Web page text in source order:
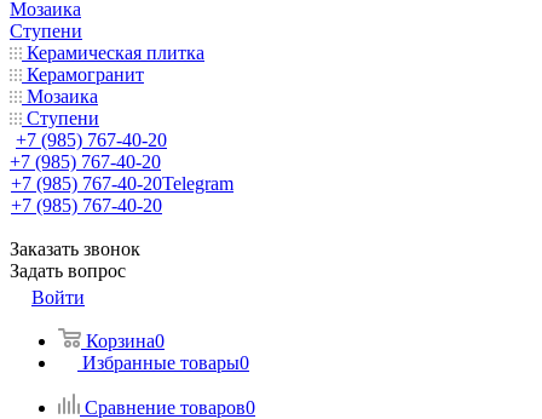
Мозаика
Ступени
Керамическая плитка
Керамогранит
Мозаика
Ступени
+7 (985) 767-40-20
+7 (985) 767-40-20
+7 (985) 767-40-20Telegram
+7 (985) 767-40-20
Заказать звонок
Задать вопрос
Войти
Корзина0
Избранные товары0
Сравнение товаров0